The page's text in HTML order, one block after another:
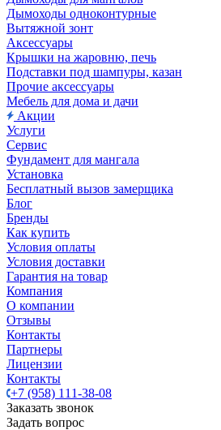
Дымоходы одноконтурные
Вытяжной зонт
Аксессуары
Крышки на жаровню, печь
Подставки под шампуры, казан
Прочие аксессуары
Мебель для дома и дачи
Акции
Услуги
Сервис
Фундамент для мангала
Установка
Бесплатный вызов замерщика
Блог
Бренды
Как купить
Условия оплаты
Условия доставки
Гарантия на товар
Компания
О компании
Отзывы
Контакты
Партнеры
Лицензии
Контакты
+7 (958) 111-38-08
Заказать звонок
Задать вопрос